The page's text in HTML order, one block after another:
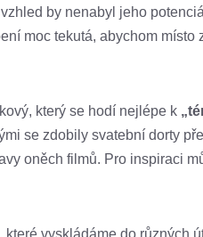
by nenabyl jeho
moc tekutá, abychom
který se hodí nejlépe k
se zdobily svatební dorty
oněch filmů. Pro inspiraci
, které vyskládáme do různých